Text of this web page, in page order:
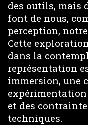
des outils, mais
font de nous,
perception,
Cette
dans la
représentation
immersion, une
et des
techniques.